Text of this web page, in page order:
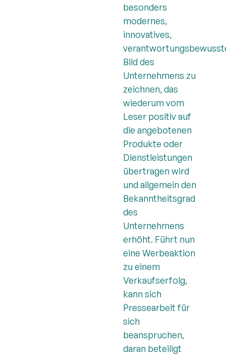
besonders
modernes,
innovatives,
Bild des
Unternehmens zu
zeichnen, das
wiederum vom
Leser positiv auf
die angebotenen
Produkte oder
Dienstleistungen
übertragen wird
und allgemein den
Bekanntheitsgrad
des
Unternehmens
erhöht. Führt nun
eine Werbeaktion
zu einem
Verkaufserfolg,
kann sich
Pressearbeit für
sich
beanspruchen,
daran beteiligt